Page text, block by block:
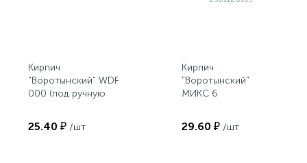
Кирпич
"Воротынский" WDF
000 (под ручную
250х120х65
25.40 ₽ /шт
Кирпич
"Воротынский"
МИКС 6
коричневый руст,
кортен руст, гляссе
29.60 ₽ /шт